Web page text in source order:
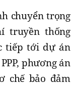
chuyển trọng
truyền thống
tiếp tới dự án
phương án
chế bảo đảm